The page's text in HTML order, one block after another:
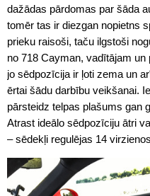
dažādas pārdomas par šāda
tomēr tas ir diezgan nopietns
prieku raisoši, taču ilgstoši
no 718 Cayman, vadītājam
jo sēdpozīcija ir ļoti zema un
ērtai šādu darbību veikšanai.
pārsteidz telpas plašums gan
Atrast ideālo sēdpozīciju ātri
– sēdekļi regulējas 14